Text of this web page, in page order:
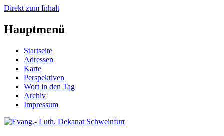
Direkt zum Inhalt
Hauptmenü
Startseite
Adressen
Karte
Perspektiven
Wort in den Tag
Archiv
Impressum